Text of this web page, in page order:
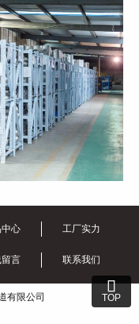

TOP
中心 工厂实力
言 联系我们
有限公司